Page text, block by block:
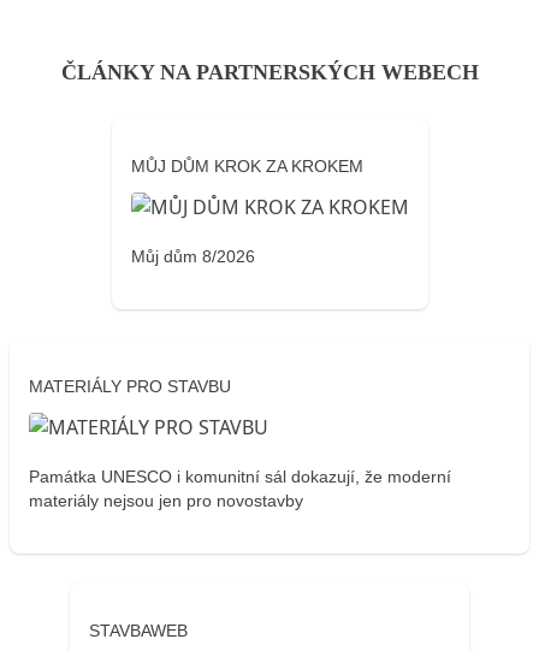
ČLÁNKY NA PARTNERSKÝCH WEBECH
MŮJ DŮM KROK ZA KROKEM
Můj dům 8/2026
MATERIÁLY PRO STAVBU
Památka UNESCO i komunitní sál dokazují, že moderní
materiály nejsou jen pro novostavby
STAVBAWEB